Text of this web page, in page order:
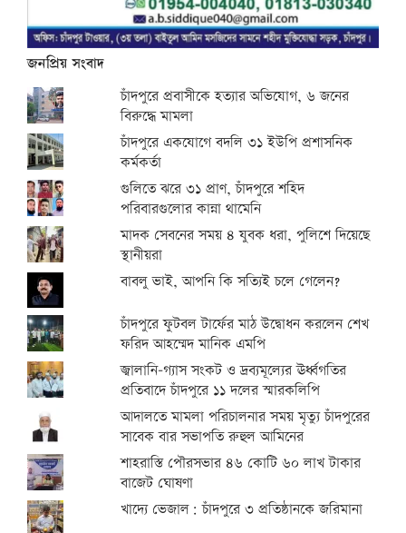
জনপ্রিয় সংবাদ
চাঁদপুরে প্রবাসীকে হত্যার অভিযোগ, ৬ জনের
বিরুদ্ধে মামলা
চাঁদপুরে একযোগে বদলি ৩১ ইউপি প্রশাসনিক
কর্মকর্তা
গুলিতে ঝরে ৩১ প্রাণ, চাঁদপুরে শহিদ
পরিবারগুলোর কান্না থামেনি
মাদক সেবনের সময় ৪ যুবক ধরা, পুলিশে দিয়েছে
স্থানীয়রা
বাবলু ভাই, আপনি কি সত্যিই চলে গেলেন?
চাঁদপুরে ফুটবল টার্ফের মাঠ উদ্বোধন করলেন শেখ
ফরিদ আহম্মেদ মানিক এমপি
জ্বালানি-গ্যাস সংকট ও দ্রব্যমূল্যের ঊর্ধ্বগতির
প্রতিবাদে চাঁদপুরে ১১ দলের স্মারকলিপি
আদালতে মামলা পরিচালনার সময় মৃত্যু চাঁদপুরের
সাবেক বার সভাপতি রুহুল আমিনের
শাহরাস্তি পৌরসভার ৪৬ কোটি ৬০ লাখ টাকার
বাজেট ঘোষণা
খাদ্যে ভেজাল: চাঁদপুরে ৩ প্রতিষ্ঠানকে জরিমানা